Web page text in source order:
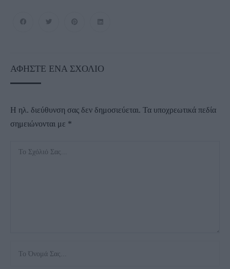
ΑΦΉΣΤΕ ΈΝΑ ΣΧΌΛΙΟ
Η ηλ. διεύθυνση σας δεν δημοσιεύεται. Τα υποχρεωτικά πεδία
σημειώνονται με *